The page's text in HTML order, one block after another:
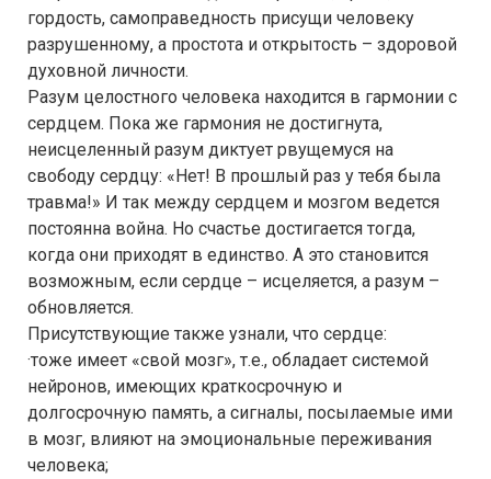
гордость, самоправедность присущи человеку
разрушенному, а простота и открытость – здоровой
духовной личности.
Разум целостного человека находится в гармонии с
сердцем. Пока же гармония не достигнута,
неисцеленный разум диктует рвущемуся на
свободу сердцу: «Нет! В прошлый раз у тебя была
травма!» И так между сердцем и мозгом ведется
постоянна война. Но счастье достигается тогда,
когда они приходят в единство. А это становится
возможным, если сердце – исцеляется, а разум –
обновляется.
Присутствующие также узнали, что сердце:
·тоже имеет «свой мозг», т.е., обладает системой
нейронов, имеющих краткосрочную и
долгосрочную память, а сигналы, посылаемые ими
в мозг, влияют на эмоциональные переживания
человека;